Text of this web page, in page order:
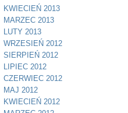
KWIECIEŃ 2013
MARZEC 2013
LUTY 2013
WRZESIEŃ 2012
SIERPIEŃ 2012
LIPIEC 2012
CZERWIEC 2012
MAJ 2012
KWIECIEŃ 2012